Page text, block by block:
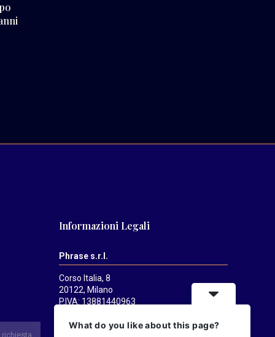
Informazioni Legali
Phrase s.r.l.
Corso Italia, 8
20122, Milano
P.IVA: 13881440963
Mediatrendsè una testata registrata
What do you like about this page?